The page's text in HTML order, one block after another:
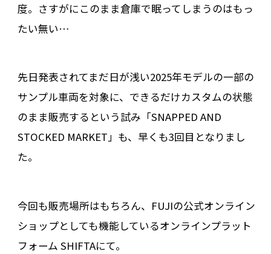
度。さすがにこのまま倉庫で眠ってしまうのはもっ
たい無い…
先日発表されてまだ日が浅い2025年モデルの一部の
サンプル車両を対象に、できるだけカスタムの状態
のまま販売するという試み「SNAPPED AND
STOCKED MARKET」も、早くも3回目となりまし
た。
今回も販売場所はもちろん、FUJIの公式オンライン
ショップとしても機能しているオンラインプラット
フォーム SHIFTAにて。